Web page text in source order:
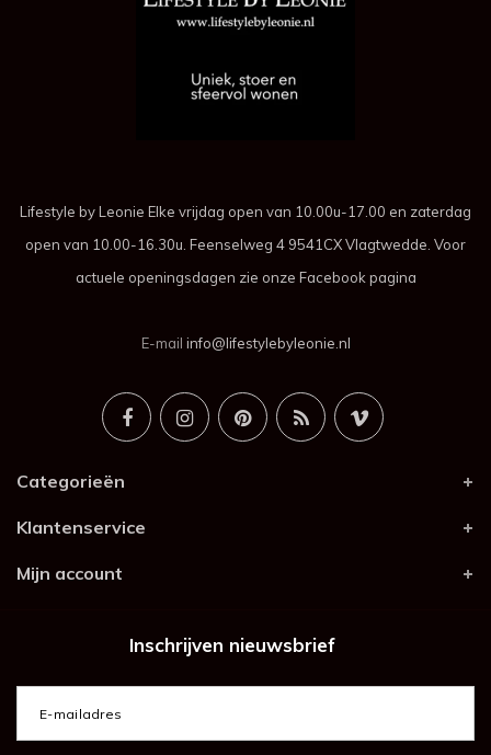
Lifestyle by Leonie Elke vrijdag open van 10.00u-17.00 en zaterdag
open van 10.00-16.30u. Feenselweg 4 9541CX Vlagtwedde. Voor
actuele openingsdagen zie onze Facebook pagina
E-mail info@lifestylebyleonie.nl
Categorieën
Klantenservice
Mijn account
Inschrijven nieuwsbrief